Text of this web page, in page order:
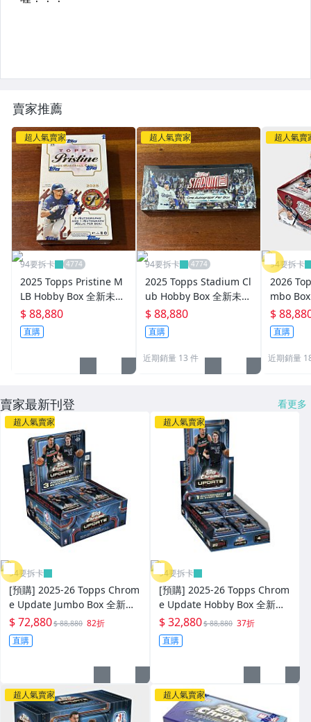
賣家推薦
超人氣賣家
94要拆卡
2025 Topps Pristine M
LB Hobby Box 全新未拆
一盒 拼 佐佐木朗希 大谷
翔平 Nick Kurtz RC 簽
名卡
$ 88,880
直購
超人氣賣家
94要拆卡
2025 Topps Stadium Cl
ub Hobby Box 全新未拆
一盒 拼 佐佐木朗希 大谷
翔平 Nick Kurtz RC 簽
名卡
$ 88,880
直購
近期銷量 13 件
超人氣賣
94要拆卡
2026
mbo
拼
大谷翔
簽名卡
$
直購
近期銷量
賣家最新刊登 看更多
超人氣賣家
94要拆卡
[預購] 2025-26 Topps Chrom
e Update Jumbo Box 全新未
拆一盒 抽 RDPA Alter Egos 小
小兵 SSP特卡
$ 72,880$ 88,880 82折
直購
超人氣賣家
94要拆卡
[預購] 2025-26 Topps Chrom
e Update Hobby Box 全新未
拆一盒 抽 RDPA Alter Egos 小
小兵 SSP特卡
$ 32,880$ 88,880 37折
直購
超人氣賣家 超人氣賣家